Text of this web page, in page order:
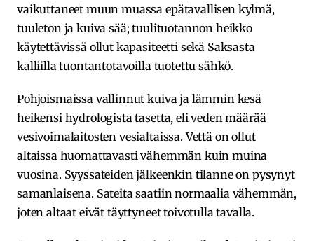
vaikuttaneet muun muassa epätavallisen kylmä,
tuuleton ja kuiva sää; tuulituotannon heikko
käytettävissä ollut kapasiteetti sekä Saksasta
kalliilla tuontantotavoilla tuotettu sähkö.
Pohjoismaissa vallinnut kuiva ja lämmin kesä
heikensi hydrologista tasetta, eli veden määrää
vesivoimalaitosten vesialtaissa. Vettä on ollut
altaissa huomattavasti vähemmän kuin muina
vuosina. Syyssateiden jälkeenkin tilanne on pysynyt
samanlaisena. Sateita saatiin normaalia vähemmän,
joten altaat eivät täyttyneet toivotulla tavalla.